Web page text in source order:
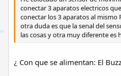
conectar 3 aparatos electricos
conectar los 3 aparatos al mismo
otra duda es que la senal del
las cosas y otra muy diferente es
¿ Con que se alimentan: El